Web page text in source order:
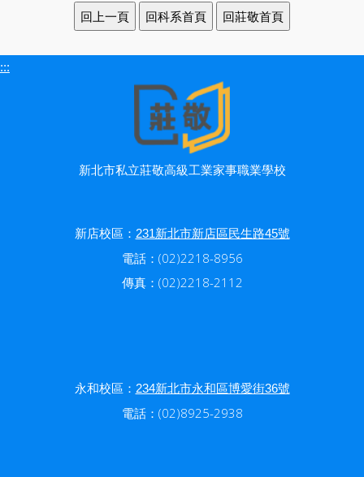
:::
新北市私立莊敬高級工業家事職業學校
新店校區： 231新北市新店區民生路45號
電話：(02)2218-8956
傳真：(02)2218-2112
永和校區： 234新北市永和區博愛街36號
電話：(02)8925-2938